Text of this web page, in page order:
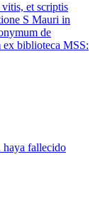
et scriptis
S Mauri in
de
biblioteca MSS:
haya fallecido